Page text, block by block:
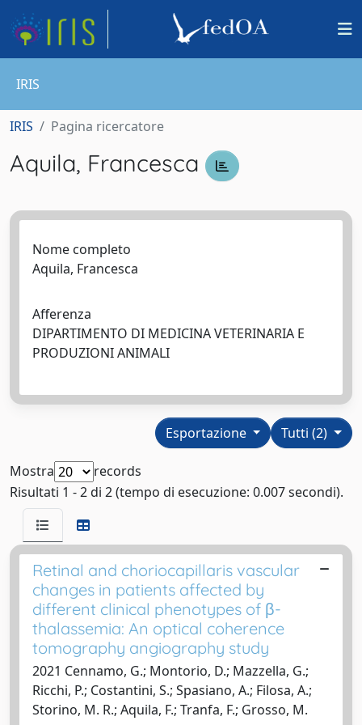
IRIS
IRIS Pagina ricercatore
Aquila, Francesca
Nome completo
Aquila, Francesca
Afferenza
DIPARTIMENTO DI MEDICINA VETERINARIA E
PRODUZIONI ANIMALI
Tutti (2)
Esportazione
Mostra
records
Risultati 1 - 2 di 2 (tempo di esecuzione: 0.007 secondi).
Retinal and choriocapillaris vascular
changes in patients affected by
different clinical phenotypes of β-
thalassemia: An optical coherence
tomography angiography study
2021 Cennamo, G.; Montorio, D.; Mazzella, G.;
Ricchi, P.; Costantini, S.; Spasiano, A.; Filosa, A.;
Storino, M. R.; Aquila, F.; Tranfa, F.; Grosso, M.